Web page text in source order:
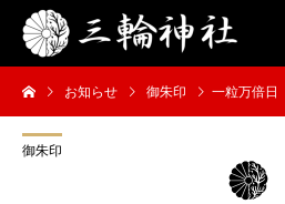
お知らせ 御朱印 一粒万倍日
御朱印